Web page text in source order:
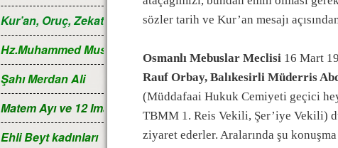
Kur’an, Oruç, Zekat, Hac ve Ramazan ayı
Hz.Muhammed Mustafa
Şahı Merdan Ali
Matem Ayı ve 12 Imamlar
Ehli Beyt kadınları
sözler tarih ve Kur’an mesajı
Osmanlı Mebuslar Meclisi 16 Mart
Rauf Orbay, Balıkesirli Müderris
(Müddafaai Hukuk Cemiyeti geçici
TBMM 1. Reis Vekili, Şer’iye Vekili)
ziyaret ederler. Aralarında şu